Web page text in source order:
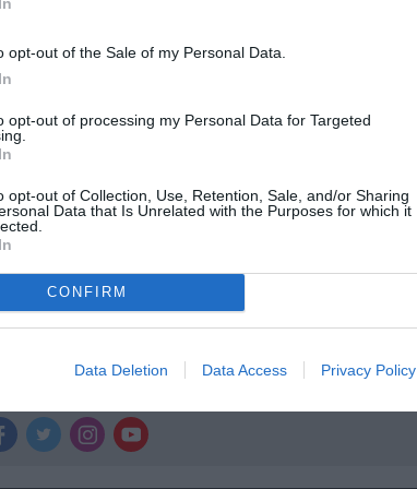
opt-out of the Sale of my Personal Data.
opt-out of processing my Personal Data for Targeted
opt-out of Collection, Use, Retention, Sale, and/or Sharing
Data that Is Unrelated with the Purposes for which it
CONFIRM
Data Deletion Data Access Privacy Policy
στο
ΤΗΣ ΕΒΔΟΜΑΔΑΣ
και τον Πολιτισμό!